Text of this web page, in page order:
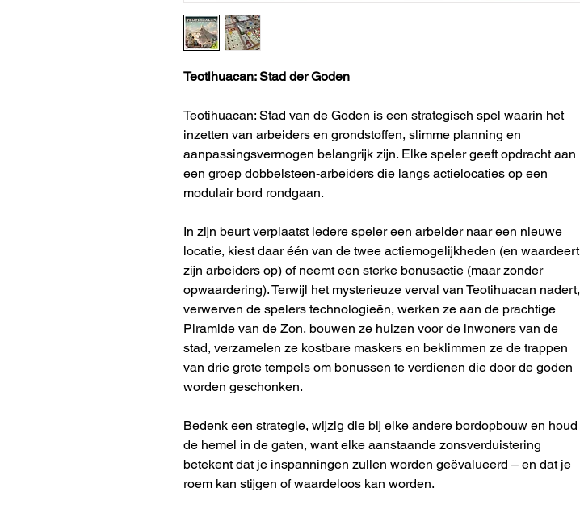
Teotihuacan: Stad der Goden
Teotihuacan: Stad van de Goden is een strategisch spel waarin het
inzetten van arbeiders en grondstoffen, slimme planning en
aanpassingsvermogen belangrijk zijn. Elke speler geeft opdracht aan
een groep dobbelsteen-arbeiders die langs actielocaties op een
modulair bord rondgaan.
In zijn beurt verplaatst iedere speler een arbeider naar een nieuwe
locatie, kiest daar één van de twee actiemogelijkheden (en waardeert
zijn arbeiders op) of neemt een sterke bonusactie (maar zonder
opwaardering). Terwijl het mysterieuze verval van Teotihuacan nadert,
verwerven de spelers technologieën, werken ze aan de prachtige
Piramide van de Zon, bouwen ze huizen voor de inwoners van de
stad, verzamelen ze kostbare maskers en beklimmen ze de trappen
van drie grote tempels om bonussen te verdienen die door de goden
worden geschonken.
Bedenk een strategie, wijzig die bij elke andere bordopbouw en houd
de hemel in de gaten, want elke aanstaande zonsverduistering
betekent dat je inspanningen zullen worden geëvalueerd – en dat je
roem kan stijgen of waardeloos kan worden.